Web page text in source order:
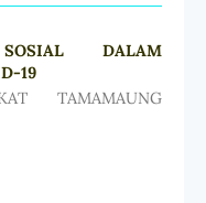
DALAM
19
TAMAMAUNG